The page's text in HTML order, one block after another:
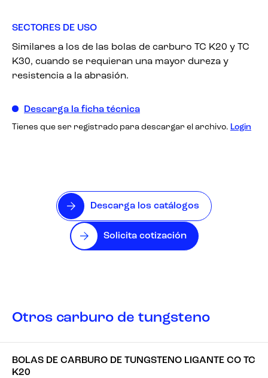
SECTORES DE USO
Similares a los de las bolas de carburo TC K20 y TC
K30, cuando se requieran una mayor dureza y
resistencia a la abrasión.
Descarga la ficha técnica
Tienes que ser registrado para descargar el archivo. Login
Descarga los catálogos
Solicita cotización
Otros carburo de tungsteno
BOLAS DE CARBURO DE TUNGSTENO LIGANTE CO TC
K20